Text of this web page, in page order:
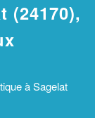
(24170),
à Sagelat